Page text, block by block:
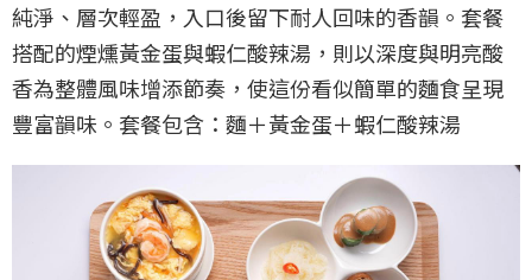
純淨、層次輕盈，入口後留下耐人回味的香韻。套餐
搭配的煙燻黃金蛋與蝦仁酸辣湯，則以深度與明亮酸
香為整體風味增添節奏，使這份看似簡單的麵食呈現
豐富韻味。套餐包含：麵＋黃金蛋＋蝦仁酸辣湯